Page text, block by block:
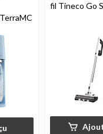
fil Tineco Go